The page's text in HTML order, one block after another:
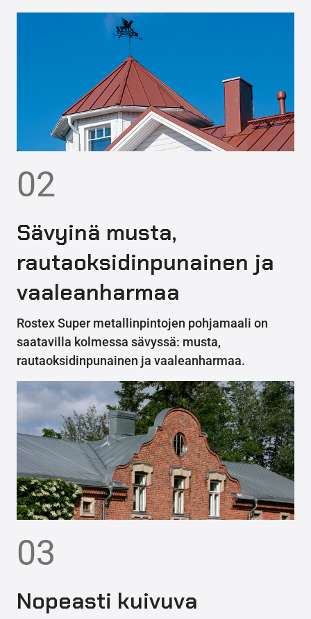
02
Sävyinä musta,
rautaoksidinpunainen ja
vaaleanharmaa
Rostex Super metallinpintojen pohjamaali on
saatavilla kolmessa sävyssä: musta,
rautaoksidinpunainen ja vaaleanharmaa.
03
Nopeasti kuivuva